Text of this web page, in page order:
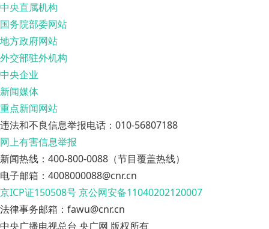
中央直属机构
国务院部委网站
地方政府网站
外交部驻外机构
中央企业
新闻媒体
重点新闻网站
违法和不良信息举报电话：010-56807188
网上有害信息举报
新闻热线：400-800-0088（节目覆盖热线）
电子邮箱：4008000088@cnr.cn
京ICP证150508号京公网安备11040202120007
法律事务邮箱：fawu@cnr.cn
中央广播电视总台 央广网 版权所有